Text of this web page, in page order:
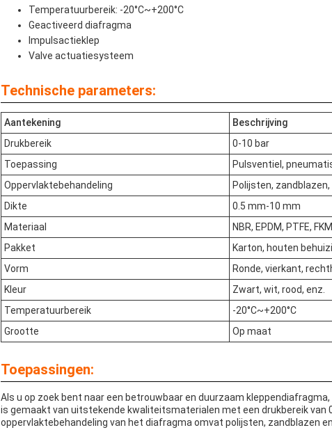
Temperatuurbereik: -20°C~+200°C
Geactiveerd diafragma
Impulsactieklep
Valve actuatiesysteem
Technische parameters:
Aantekening
Beschrijving
Drukbereik
0-10 bar
Toepassing
Pulsventiel,
Oppervlaktebehandeling
Polijsten, zandblazen,
Dikte
0.5 mm-10 mm
Materiaal
NBR, EPDM, PTFE,
Pakket
Karton, houten
Vorm
Ronde, vierkant,
Kleur
Zwart, wit, rood, enz.
Temperatuurbereik
-20°C~+200°C
Grootte
Op maat
Toepassingen:
Als u op zoek bent naar een betrouwbaar en duurzaam
is gemaakt van uitstekende kwaliteitsmaterialen met een drukbereik van
oppervlaktebehandeling van het diafragma omvat polijsten, zandblazen